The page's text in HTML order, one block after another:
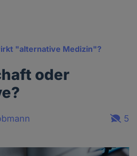
"alternative Medizin"?
oder
5